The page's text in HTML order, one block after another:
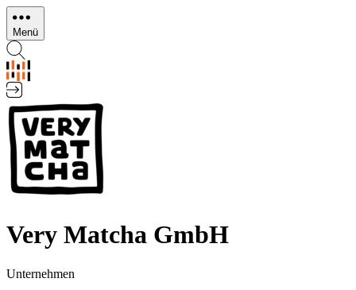
Direkt
zum
Inhalt
Menü
Very Matcha GmbH
Unternehmen